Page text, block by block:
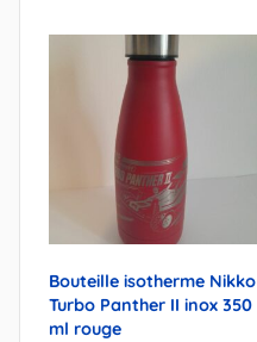
Bouteille isotherme Nikko
Turbo Panther II inox 350
ml rouge